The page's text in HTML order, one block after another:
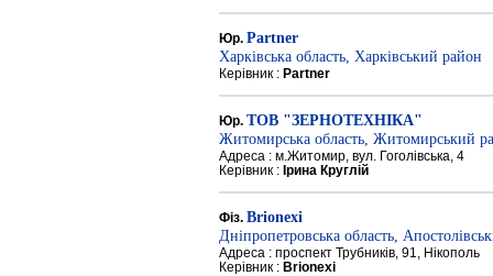
Юр. Partner
Харківська область, Харківський район
Керівник : Partner
Юр. ТОВ "ЗЕРНОТЕХНІКА"
Житомирська область, Житомирський
Адреса : м.Житомир, вул. Гоголівська, 4
Керівник : Ірина Круглій
Фіз. Brionexi
Дніпропетровська область,
Адреса : проспект Трубників, 91, Нікополь
Керівник : Brionexi